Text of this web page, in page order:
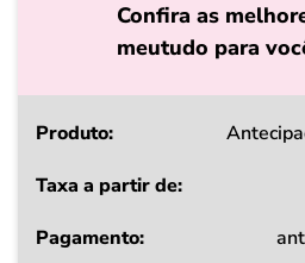
Confira as
meutudo para
Produto
a